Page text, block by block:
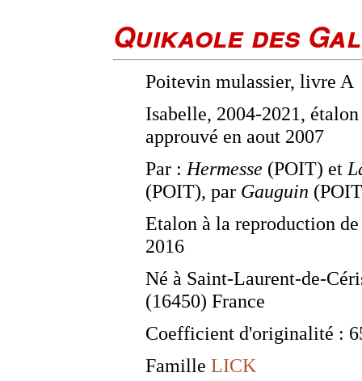
Quikaole des
Poitevin mulassier, livre A
Isabelle, 2004-2021, étalon
approuvé en aout 2007
Par : Hermesse (POIT) et
(POIT), par Gauguin
Etalon à la reproduction
2016
Né à Saint-Laurent-de-
(16450) France
Coefficient d'originalité :
Famille LICK